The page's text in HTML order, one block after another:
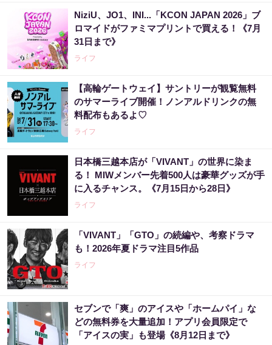
NiziU、JO1、INI...「KCON JAPAN 2026」ブ
ロマイドがファミマプリントで買える！《7月
31日まで》
ライフ
【高輪ゲートウェイ】サントリーが観覧無料
のサマーライブ開催！ノンアルドリンクの無
料配布もあるよ♡
ライフ
日本橋三越本店が「VIVANT」の世界に染ま
る！ MIWメンバー先着500人は豪華グッズが手
に入るチャンス。《7月15日から28日》
ライフ
「VIVANT」「GTO」の続編や、考察ドラマ
も！2026年夏ドラマ注目5作品
ライフ
セブンで「爽」のアイスや「ホームパイ」な
どの無料券を大量追加！アプリ会員限定で
「アイスの実」も登場《8月12日まで》